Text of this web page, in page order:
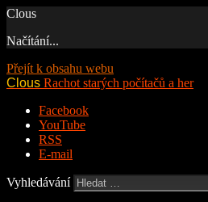
Clous
Načítání...
Přejít k obsahu webu
Clous Rachot starých počítačů a her
Facebook
YouTube
RSS
E-mail
Vyhledávání